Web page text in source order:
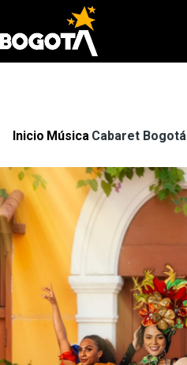
Pasar al contenido principal
Ruta
de
navegación
Inicio Música Cabaret Bogotá